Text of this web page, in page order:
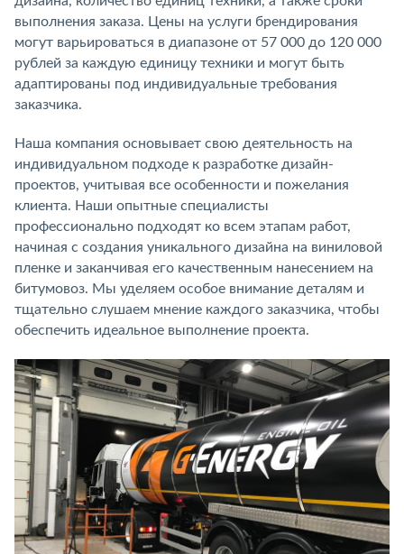
выполнения заказа. Цены на услуги брендирования
могут варьироваться в диапазоне от 57 000 до 120 000
рублей за каждую единицу техники и могут быть
адаптированы под индивидуальные требования
заказчика.
Наша компания основывает свою деятельность на
индивидуальном подходе к разработке дизайн-
проектов, учитывая все особенности и пожелания
клиента. Наши опытные специалисты
профессионально подходят ко всем этапам работ,
начиная с создания уникального дизайна на виниловой
пленке и заканчивая его качественным нанесением на
битумовоз. Мы уделяем особое внимание деталям и
тщательно слушаем мнение каждого заказчика, чтобы
обеспечить идеальное выполнение проекта.